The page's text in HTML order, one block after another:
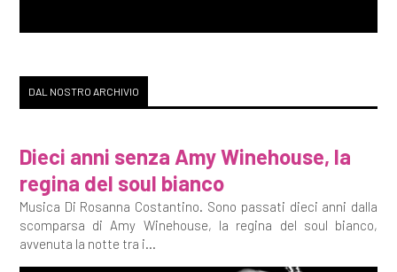
DAL NOSTRO ARCHIVIO
Dieci anni senza Amy Winehouse, la
regina del soul bianco
Musica Di Rosanna Costantino. Sono passati dieci anni dalla
scomparsa di Amy Winehouse, la regina del soul bianco,
avvenuta la notte tra i...